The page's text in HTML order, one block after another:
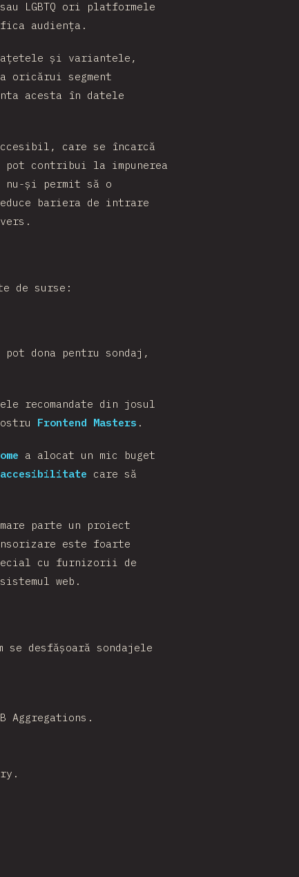
LGBTQ ori platformele
audiența.
și variantele,
oricărui segment
acesta în datele
care se încarcă
contribui la impunerea
și permit să o
bariera de intrare
de surse:
dona pentru sondaj,
recomandate din josul
Frontend Masters .
a alocat un mic buget
care să
parte un proiect
este foarte
cu furnizorii de
web.
desfășoară sondajele
Aggregations.